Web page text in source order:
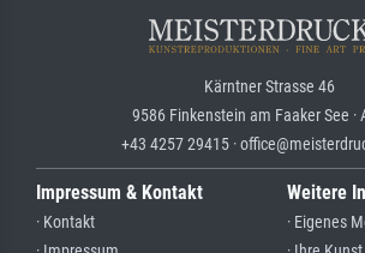
Kärntner Strasse 46
9586 Finkenstein am Faaker See ·
+43 4257 29415 ·
Impressum & Kontakt
· Kontakt
Weitere
· Eigenes